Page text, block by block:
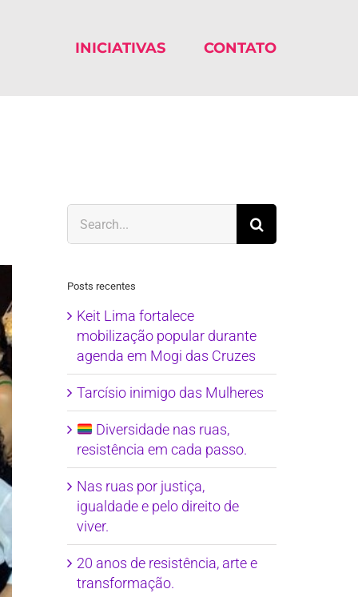
INICIATIVAS CONTATO
for:
Posts recentes
Keit Lima fortalece
mobilização popular durante
agenda em Mogi das Cruzes
Tarcísio inimigo das Mulheres
Diversidade nas ruas,
resistência em cada passo.
Nas ruas por justiça,
igualdade e pelo direito de
viver.
20 anos de resistência, arte e
transformação.